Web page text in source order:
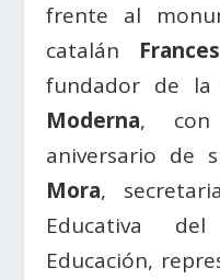
frente al
catalán
fundador de la
Moderna, con
aniversario de
Mora,
Educativa
Educación,